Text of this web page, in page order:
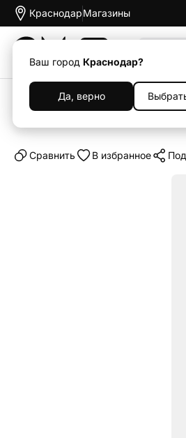
Краснодар
Ваш город Краснодар?
Да, верно
Магазины
Каталог Смартфоны
Смартфон Apple
Cравнить В избранное